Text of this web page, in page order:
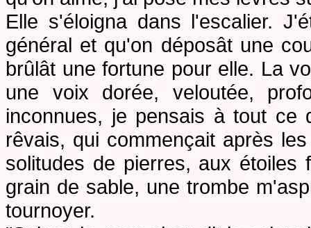
Elle s'éloigna dans l'escalier.
général et qu'on déposât une
brûlât une fortune pour elle. La
une voix dorée, veloutée,
inconnues, je pensais à tout
rêvais, qui commençait après
solitudes de pierres, aux
grain de sable, une trombe
tournoyer.